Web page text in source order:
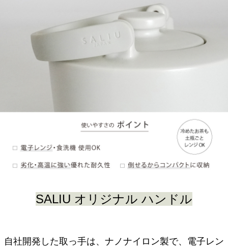
SALIU オリジナル ハンドル
自社開発した取っ手は、ナノナイロン製で、電子レン